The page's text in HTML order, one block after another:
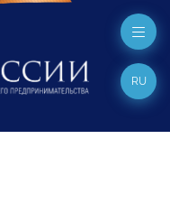
RU